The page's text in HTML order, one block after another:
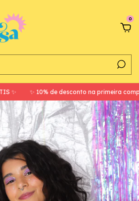
0
✨ 10% de desconto na primeira compra